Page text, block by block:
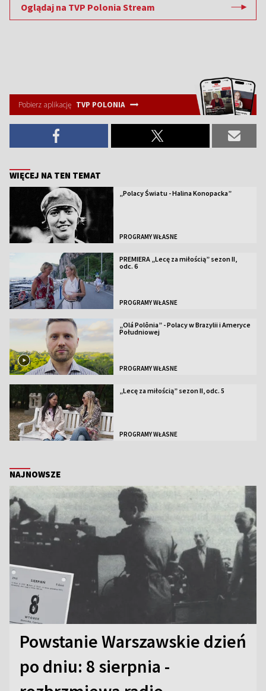
Oglądaj na TVP Polonia Stream
Pobierz aplikację TVP POLONIA
WIĘCEJ NA TEN TEMAT
„Polacy Światu - Halina Konopacka”
PROGRAMY WŁASNE
PREMIERA „Lecę za miłością” sezon II,
odc. 6
PROGRAMY WŁASNE
„Olá Polônia” - Polacy w Brazylii i Ameryce
Południowej
PROGRAMY WŁASNE
„Lecę za miłością” sezon II, odc. 5
PROGRAMY WŁASNE
NAJNOWSZE
Powstanie Warszawskie dzień
po dniu: 8 sierpnia -